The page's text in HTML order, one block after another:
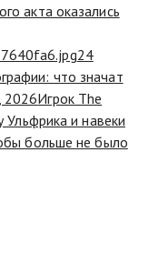
акта оказались
24
что значат
2026Игрок The
и навеки
больше не было